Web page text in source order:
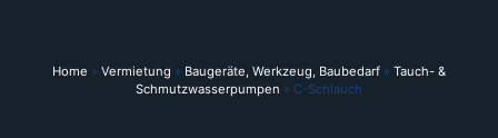
Home » Vermietung » Baugeräte, Werkzeug, Baubedarf » Tauch- &
Schmutzwasserpumpen » C-Schlauch